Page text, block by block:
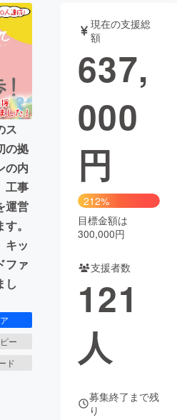
ジェット
書籍・雑誌
チャレンジ
活性化
CAMPFIRE Creation
税 machi-ya コミュニティ
ス
の拠
の内
工事
運営
。
キッ
ファ
し
ー
ド
現在の支援総
額
637,
000
円
212%
目標金額は
300,000円
支援者数
121
人
募集終了まで残
り